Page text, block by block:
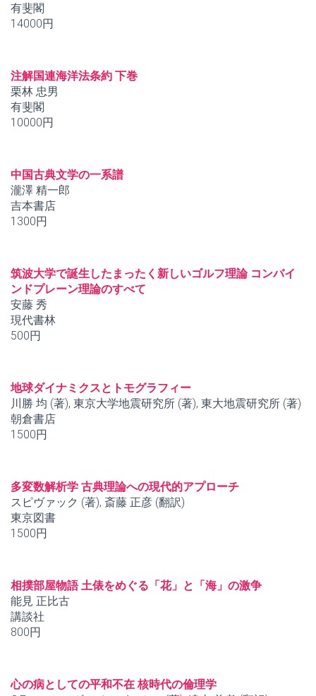
有斐閣
14000円
注解国連海洋法条約 下巻
栗林 忠男
有斐閣
10000円
中国古典文学の一系譜
瀧澤 精一郎
吉本書店
1300円
筑波大学で誕生したまったく新しいゴルフ理論 コンバイ
ンドプレーン理論のすべて
安藤 秀
現代書林
500円
地球ダイナミクスとトモグラフィー
川勝 均 (著), 東京大学地震研究所 (著), 東大地震研究所 (著)
朝倉書店
1500円
多変数解析学 古典理論への現代的アプローチ
スピヴァック (著), 斎藤 正彦 (翻訳)
東京図書
1500円
相撲部屋物語 土俵をめぐる「花」と「海」の激争
能見 正比古
講談社
800円
心の病としての平和不在 核時代の倫理学